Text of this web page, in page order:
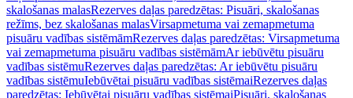
skalošanas malasRezerves daļas paredzētas: Pisuāri, skalošanas
režīms, bez skalošanas malasVirsapmetuma vai zemapmetuma
pisuāru vadības sistēmāmRezerves daļas paredzētas: Virsapmetuma
vai zemapmetuma pisuāru vadības sistēmāmAr iebūvētu pisuāru
vadības sistēmuRezerves daļas paredzētas: Ar iebūvētu pisuāru
vadības sistēmuIebūvētai pisuāru vadības sistēmaiRezerves daļas
paredzētas: Iebūvētai pisuāru vadības sistēmaiPisuāri, skalošanas